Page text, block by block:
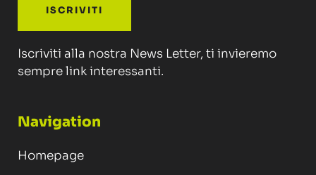
ISCRIVITI
Iscriviti alla nostra News Letter, ti invieremo
sempre link interessanti.
Navigation
Homepage